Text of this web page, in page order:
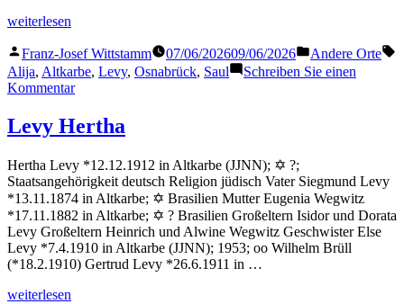
„Münz
weiterlesen
Veröffentlicht
von
Franz-Josef Wittstamm 07/06/202609/06/2026
Veröffentlicht
in
Andere Orte
Alija, Altkarbe, Levy, Osnabrück, Saul
Schreiben Sie einen
Kommentarzu
Saul
Levy Hertha
Hertha Levy *12.12.1912 in Altkarbe (JJNN); ✡ ?;
Staatsangehörigkeit deutsch Religion jüdisch Vater Siegmund Levy
*13.11.1874 in Altkarbe; ✡ Brasilien Mutter Eugenia Wegwitz
*17.11.1882 in Altkarbe; ✡ ? Brasilien Großeltern Isidor und Dorata
Levy Großeltern Heinrich und Alwine Wegwitz Geschwister Else
Levy *7.4.1910 in Altkarbe (JJNN); 1953; oo Wilhelm Brüll
(*18.2.1910) Gertrud Levy *26.6.1911 in …
„Levy
weiterlesen